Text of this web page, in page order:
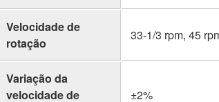
Velocidade de
rotação
33-1/3 rpm, 45
Variação da
velocidade de
±2%